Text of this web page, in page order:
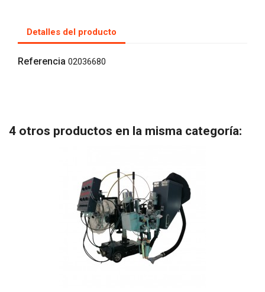
Detalles del producto
Referencia 02036680
4 otros productos en la misma categoría: